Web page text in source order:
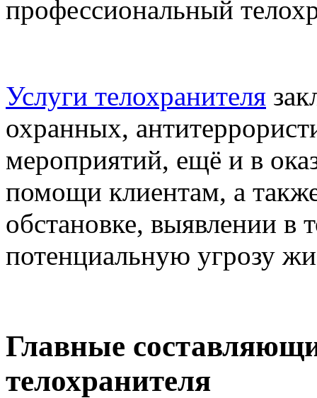
профессиональный
Услуги телохранителя
охранных,
мероприятий, ещё и в
помощи клиентам, а
обстановке, выявлении в
потенциальную угрозу
Главные
телохранителя